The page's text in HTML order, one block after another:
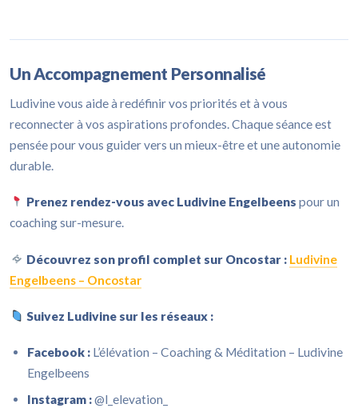
Un Accompagnement Personnalisé
Ludivine vous aide à redéfinir vos priorités et à vous
reconnecter à vos aspirations profondes. Chaque séance est
pensée pour vous guider vers un mieux-être et une autonomie
durable.
Prenez rendez-vous avec Ludivine Engelbeens pour un
coaching sur-mesure.
Découvrez son profil complet sur Oncostar : Ludivine
Engelbeens – Oncostar
Suivez Ludivine sur les réseaux :
Facebook : L’élévation – Coaching & Méditation – Ludivine
Engelbeens
Instagram :@l_elevation_